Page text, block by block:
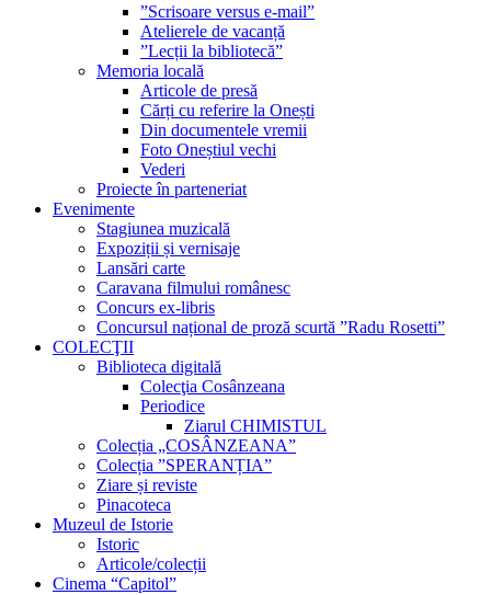
”Scrisoare versus e-mail”
Atelierele de vacanță
”Lecții la bibliotecă”
Memoria locală
Articole de presă
Cărți cu referire la Onești
Din documentele vremii
Foto Oneștiul vechi
Vederi
Proiecte în parteneriat
Evenimente
Stagiunea muzicală
Expoziții și vernisaje
Lansări carte
Caravana filmului românesc
Concurs ex-libris
Concursul național de proză scurtă ”Radu Rosetti”
COLECŢII
Biblioteca digitală
Colecţia Cosânzeana
Periodice
Ziarul CHIMISTUL
Colecția „COSÂNZEANA”
Colecția ”SPERANȚIA”
Ziare și reviste
Pinacoteca
Muzeul de Istorie
Istoric
Articole/colecții
Cinema “Capitol”